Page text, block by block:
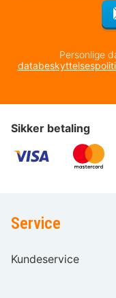
Personlige
Sikker betaling
Service
Kundeservice